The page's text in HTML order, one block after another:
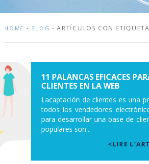
HOME - BLOG - ARTÍCULOS CON
11 PALANCAS EFICACES
CLIENTES EN LA WEB
Lacaptación de clientes es una
todos los vendedores
para desarrollar una base de
populares son...
<LIRE